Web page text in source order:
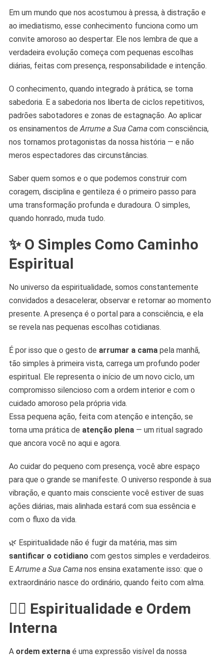
Em um mundo que nos acostumou à pressa, à distração e
ao imediatismo, esse conhecimento funciona como um
convite amoroso ao despertar. Ele nos lembra de que a
verdadeira evolução começa com pequenas escolhas
diárias, feitas com presença, responsabilidade e intenção.
O conhecimento, quando integrado à prática, se torna
sabedoria. E a sabedoria nos liberta de ciclos repetitivos,
padrões sabotadores e zonas de estagnação. Ao aplicar
os ensinamentos deArrume a Sua Camacom consciência,
nos tornamos protagonistas da nossa história — e não
meros espectadores das circunstâncias.
Saber quem somos e o que podemos construir com
coragem, disciplina e gentileza é o primeiro passo para
uma transformação profunda e duradoura. O simples,
quando honrado, muda tudo.
✨ O Simples Como Caminho
Espiritual
No universo da espiritualidade, somos constantemente
convidados a desacelerar, observar e retornar ao momento
presente. A presença é o portal para a consciência, e ela
se revela nas pequenas escolhas cotidianas.
É por isso que o gesto de arrumar a camapela manhã,
tão simples à primeira vista, carrega um profundo poder
espiritual. Ele representa o início de um novo ciclo, um
compromisso silencioso com a ordem interior e com o
cuidado amoroso pela própria vida.
Essa pequena ação, feita com atenção e intenção, se
torna uma prática de atenção plena— um ritual sagrado
que ancora você no aqui e agora.
Ao cuidar do pequeno com presença, você abre espaço
para que o grande se manifeste. O universo responde à sua
vibração, e quanto mais consciente você estiver de suas
ações diárias, mais alinhada estará com sua essência e
com o fluxo da vida.
🌿 Espiritualidade não é fugir da matéria, mas sim
santificar o cotidiano com gestos simples e verdadeiros.
EArrume a Sua Camanos ensina exatamente isso: que o
extraordinário nasce do ordinário, quando feito com alma.
🧘‍♀️ Espiritualidade e Ordem
Interna
A ordem externaé uma expressão visível da nossa